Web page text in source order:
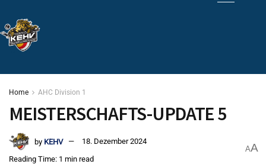
Home AHC Division 1
MEISTERSCHAFTS-UPDATE 5
by KEHV
18. Dezember 2024
Reading Time: 1 min read
AA